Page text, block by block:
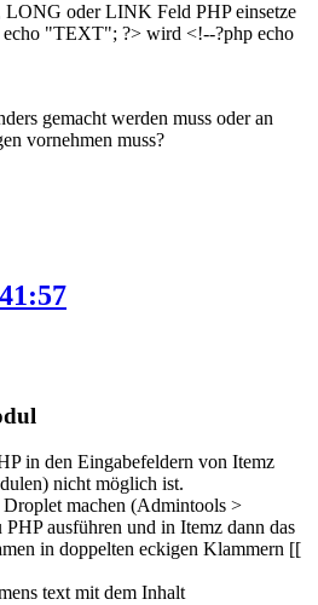
LONG oder LINK Feld PHP einsetze
echo "TEXT"; ?> wird <!--?php echo
gemacht werden muss oder an
vornehmen muss?
in den Eingabefeldern von Itemz
nicht möglich ist.
machen (Admintools >
ausführen und in Itemz dann das
in doppelten eckigen Klammern [[
text mit dem Inhalt